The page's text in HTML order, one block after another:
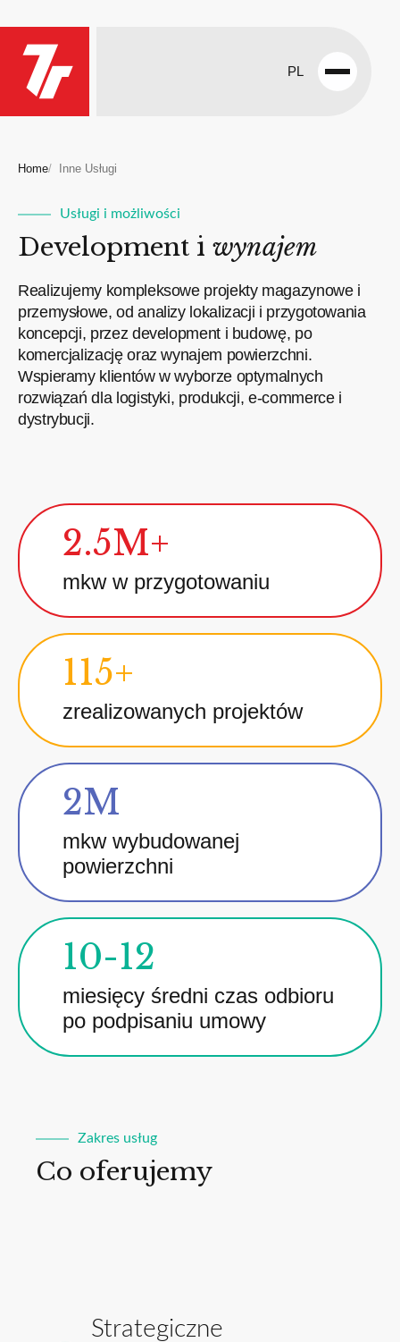
PL
Open
Home Inne Usługi
Usługi i możliwości
Development i wynajem
Realizujemy kompleksowe projekty magazynowe i
przemysłowe, od analizy lokalizacji i przygotowania
koncepcji, przez development i budowę, po
komercjalizację oraz wynajem powierzchni.
Wspieramy klientów w wyborze optymalnych
rozwiązań dla logistyki, produkcji, e-commerce i
dystrybucji.
2.5M+
mkw w przygotowaniu
115+
zrealizowanych projektów
2M
mkw wybudowanej
powierzchni
10-12
miesięcy średni czas odbioru
po podpisaniu umowy
Zakres usług
Co oferujemy
Strategiczne